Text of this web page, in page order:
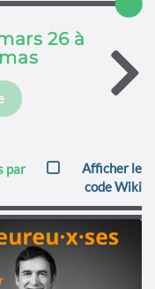
26 à
par
Afficher le
code Wiki